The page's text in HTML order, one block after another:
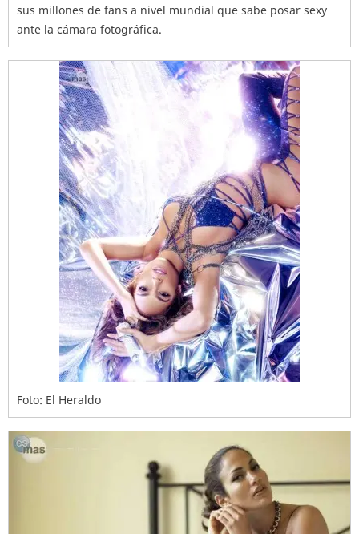
sus millones de fans a nivel mundial que sabe posar sexy
ante la cámara fotográfica.
Foto: El Heraldo